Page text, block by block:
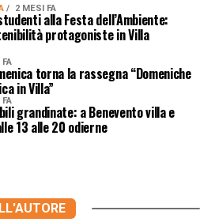
2 MESI FA
alla Festa dell’Ambiente:
protagoniste in Villa
torna la rassegna “Domeniche
in Villa”
grandinate: a Benevento villa e
13 alle 20 odierne